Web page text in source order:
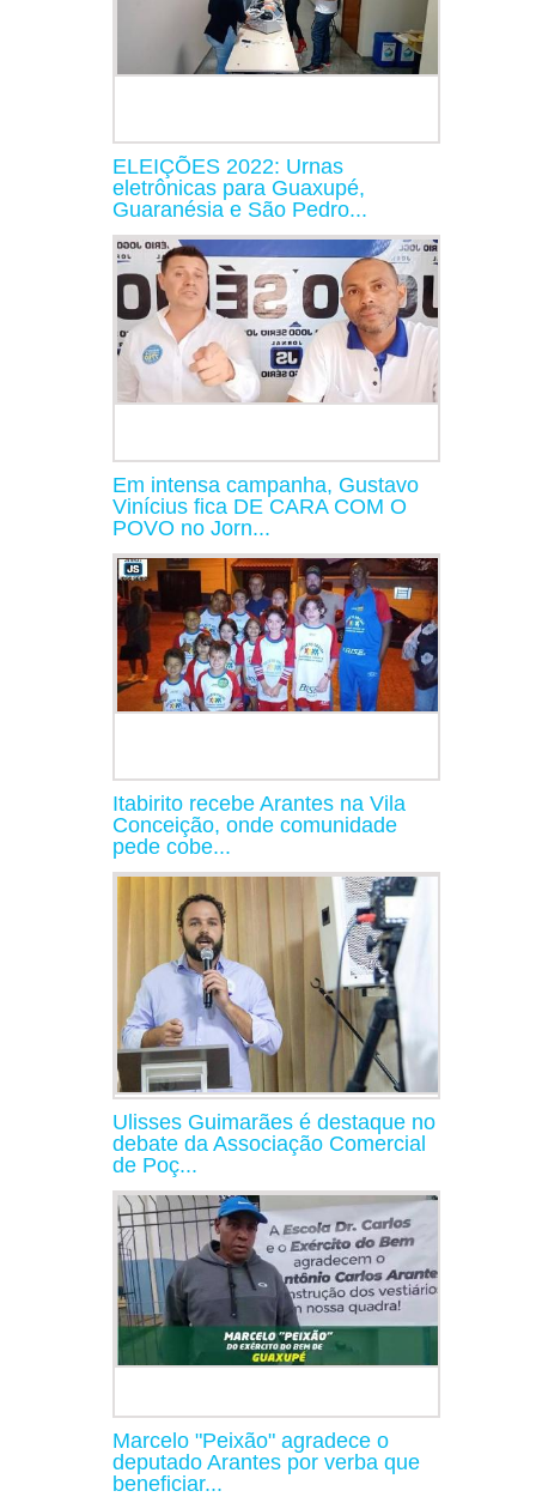
ELEIÇÕES 2022: Urnas
eletrônicas para Guaxupé,
Guaranésia e São Pedro...
Em intensa campanha, Gustavo
Vinícius fica DE CARA COM O
POVO no Jorn...
Itabirito recebe Arantes na Vila
Conceição, onde comunidade
pede cobe...
Ulisses Guimarães é destaque no
debate da Associação Comercial
de Poç...
Marcelo "Peixão" agradece o
deputado Arantes por verba que
beneficiar...